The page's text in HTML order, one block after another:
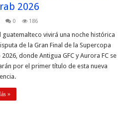
2026
0 186
guatemalteco vivirá una noche histórica
de la Gran Final de la Supercopa
donde Antigua GFC y Aurora FC se
por el primer título de esta nueva
»